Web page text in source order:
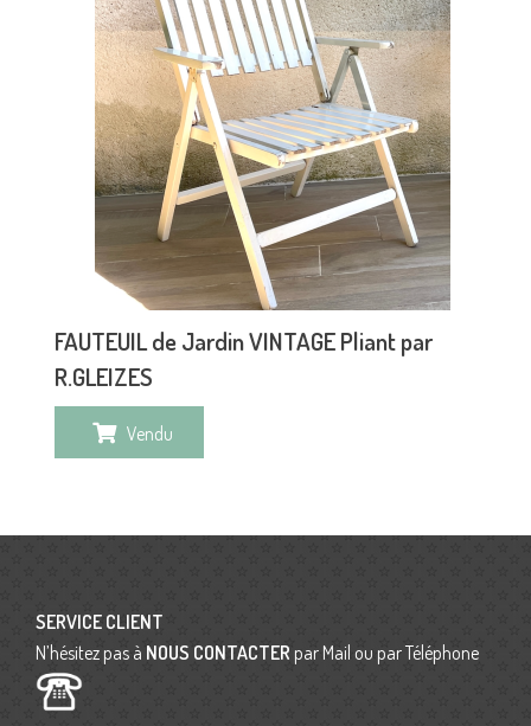
FAUTEUIL de Jardin VINTAGE Pliant par
R.GLEIZES
Vendu
SERVICE CLIENT
N’hésitez pas à NOUS CONTACTER par Mail ou par Téléphone